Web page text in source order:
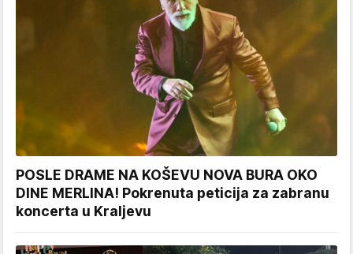
POSLE DRAME NA KOŠEVU NOVA BURA OKO
DINE MERLINA! Pokrenuta peticija za zabranu
koncerta u Kraljevu